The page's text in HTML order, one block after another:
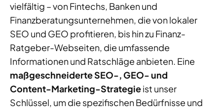
vielfältig – von Fintechs, Banken und
Finanzberatungsunternehmen, die von lokaler
SEO und GEO profitieren, bis hin zu Finanz-
Ratgeber-Webseiten, die umfassende
Informationen und Ratschläge anbieten. Eine
maßgeschneiderte SEO-, GEO- und
Content-Marketing-Strategieist unser
Schlüssel, um die spezifischen Bedürfnisse und